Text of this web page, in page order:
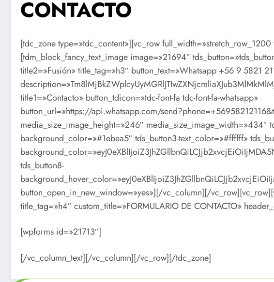
CONTACTO
[tdc_zone type=»tdc_content»][vc_row full_width=»stretch_row_1200
[tdm_block_fancy_text_image image=»21694″
title2=»Fusión» title_tag=»h3″ button_text=»Whatsapp +56 9 5821
title1=»Contacto» button_tdicon=»tdc-font-fa tdc-font-fa-whatsapp»
button_url=»https://api.whatsapp.com/
media_size_image_height=»246″ media_size_image_width=»434″
background_color=»#1ebea5″ tds_button3-text_color=»#ffffff»
tds_button8-
button_open_in_new_window=»yes»][/vc_column][/
title_tag=»h4″ custom_title=»FORMULARIO DE CONTACTO»
[wpforms id=»21713″]
[/vc_column_text][/vc_column][/vc_row][/tdc_zone]